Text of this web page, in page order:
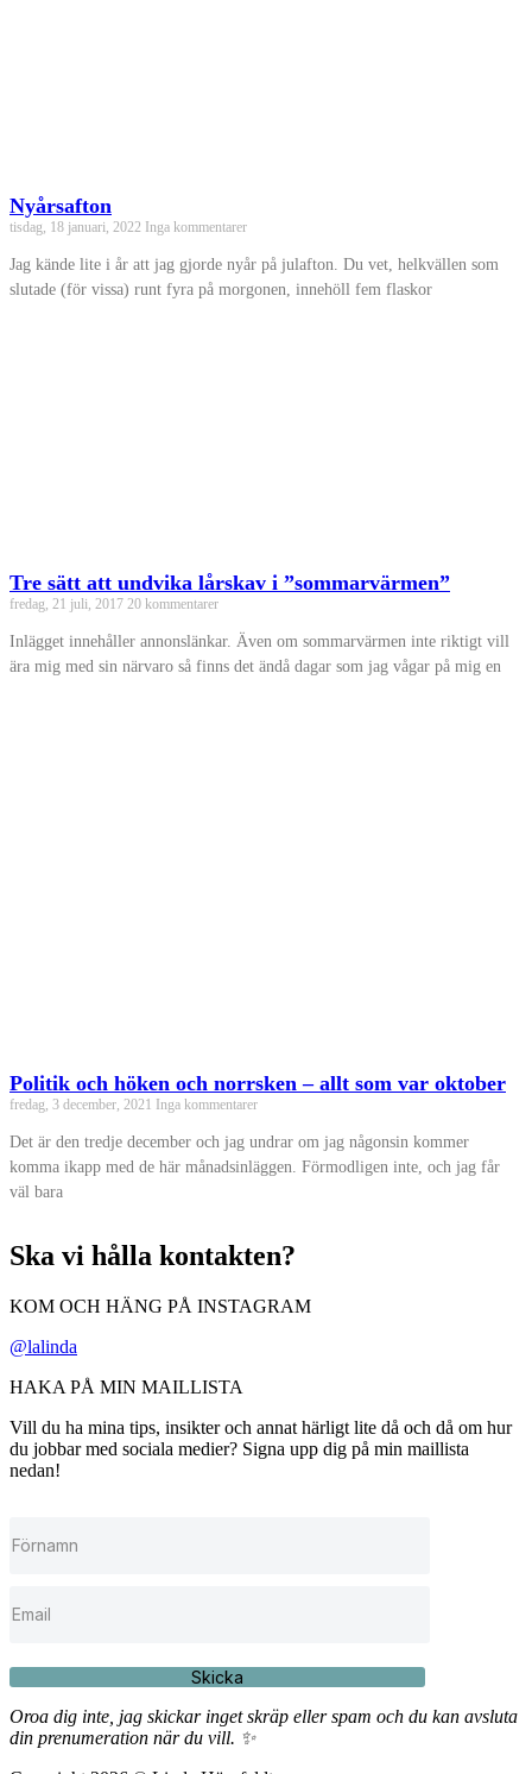
Nyårsafton
tisdag, 18 januari, 2022 Inga kommentarer
Jag kände lite i år att jag gjorde nyår på julafton. Du vet, helkvällen som
slutade (för vissa) runt fyra på morgonen, innehöll fem flaskor
Tre sätt att undvika lårskav i ”sommarvärmen”
fredag, 21 juli, 2017 20 kommentarer
Inlägget innehåller annonslänkar. Även om sommarvärmen inte riktigt vill
ära mig med sin närvaro så finns det ändå dagar som jag vågar på mig en
Politik och höken och norrsken – allt som var oktober
fredag, 3 december, 2021 Inga kommentarer
Det är den tredje december och jag undrar om jag någonsin kommer
komma ikapp med de här månadsinläggen. Förmodligen inte, och jag får
väl bara
Ska vi hålla kontakten?
KOM OCH HÄNG PÅ INSTAGRAM
@lalinda
HAKA PÅ MIN MAILLISTA
Vill du ha mina tips, insikter och annat härligt lite då och då om hur
du jobbar med sociala medier? Signa upp dig på min maillista
nedan!
Skicka
Oroa dig inte, jag skickar inget skräp eller spam och du kan avsluta
din prenumeration när du vill. ✨